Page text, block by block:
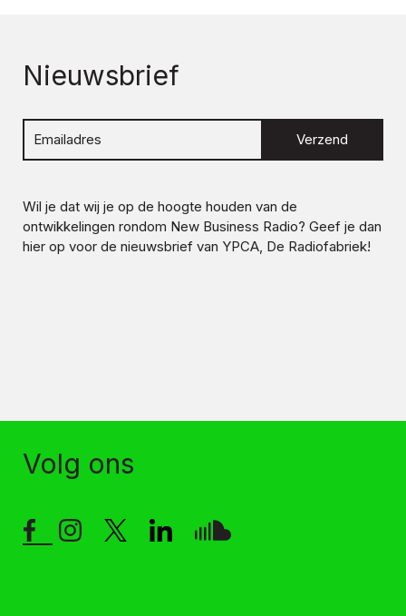
Nieuwsbrief
Verzend
Wil je dat wij je op de hoogte houden van de
ontwikkelingen rondom New Business Radio? Geef je dan
hier op voor de nieuwsbrief van YPCA, De Radiofabriek!
Volg ons